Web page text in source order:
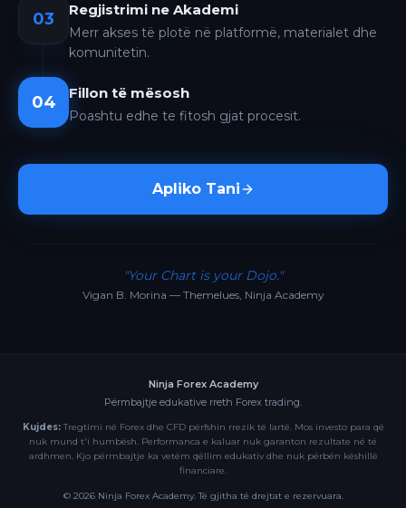
03 Regjistrimi ne Akademi
Merr akses të plotë në platformë, materialet dhe
komunitetin.
04 Fillon të mësosh
Poashtu edhe te fitosh gjat procesit.
Apliko Tani
"Your Chart is your Dojo."
Vigan B. Morina — Themelues, Ninja Academy
Ninja Forex Academy
Përmbajtje edukative rreth Forex trading.
Kujdes:Tregtimi në Forex dhe CFD përfshin rrezik të lartë. Mos investo para që
nuk mund t'i humbësh. Performanca e kaluar nuk garanton rezultate në të
ardhmen. Kjo përmbajtje ka vetëm qëllim edukativ dhe nuk përbën këshillë
financiare.
© 2026Ninja Forex Academy. Të gjitha të drejtat e rezervuara.